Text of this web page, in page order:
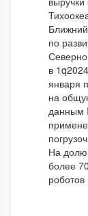
по
в
января
на
данным
На долю
более
роботов